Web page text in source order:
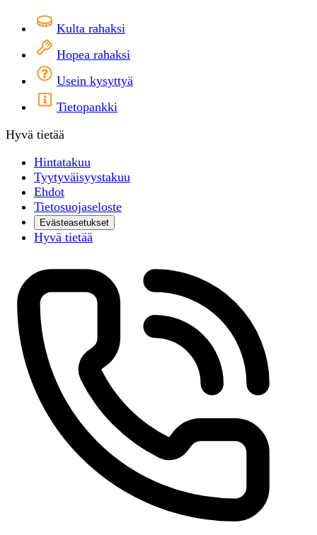
Kulta rahaksi
Hopea rahaksi
Usein kysyttyä
Tietopankki
Hyvä tietää
Hintatakuu
Tyytyväisyystakuu
Ehdot
Tietosuojaseloste
Evästeasetukset
Hyvä tietää